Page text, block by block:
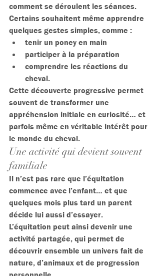
comment se déroulent les séances.
Certains souhaitent même apprendre
quelques gestes simples, comme :
tenir un poney en main
participer à la préparation
comprendre les réactions du
cheval.
Cette découverte progressive permet
souvent de transformer une
appréhension initiale en curiosité… et
parfois même en véritable intérêt pour
le monde du cheval.
Une activité qui devient souvent
familiale
Il n’est pas rare que l’équitation
commence avec l’enfant… et que
quelques mois plus tard un parent
décide lui aussi d’essayer.
L’équitation peut ainsi devenir une
activité partagée, qui permet de
découvrir ensemble un univers fait de
nature, d’animaux et de progression